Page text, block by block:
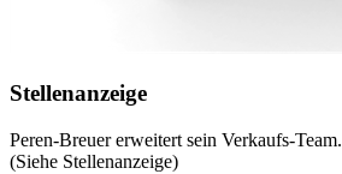
Stellenanzeige
Peren-Breuer erweitert sein Verkaufs-Team.
(Siehe Stellenanzeige)